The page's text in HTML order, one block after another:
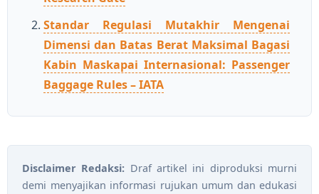
Standar Regulasi Mutakhir Mengenai
Dimensi dan Batas Berat Maksimal Bagasi
Kabin Maskapai Internasional: Passenger
Baggage Rules – IATA
Disclaimer Redaksi: Draf artikel ini diproduksi murni
demi menyajikan informasi rujukan umum dan edukasi